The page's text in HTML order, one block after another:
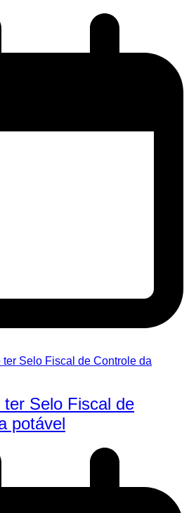
Selo Fiscal de
potável